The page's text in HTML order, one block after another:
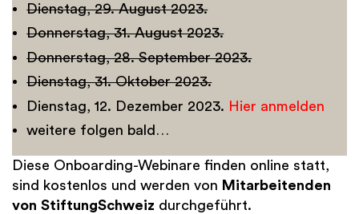
Dienstag, 29. August 2023.
Donnerstag, 31. August 2023.
Donnerstag, 28. September 2023.
Dienstag, 31. Oktober 2023.
Dienstag, 12. Dezember 2023. Hier anmelden
weitere folgen bald…
Diese Onboarding-Webinare finden online statt,
sind kostenlos und werden von Mitarbeitenden
von StiftungSchweiz durchgeführt.